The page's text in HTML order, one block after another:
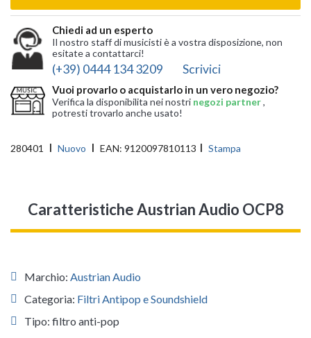
Chiedi ad un esperto
Il nostro staff di musicisti è a vostra disposizione, non
esitate a contattarci!
(+39) 0444 134 3209 Scrivici
Vuoi provarlo o acquistarlo in un vero negozio?
Verifica la disponibilita nei nostri negozi partner,
potresti trovarlo anche usato!
280401 Nuovo EAN: 9120097810113 Stampa
Caratteristiche Austrian Audio OCP8
Marchio: Austrian Audio
Categoria: Filtri Antipop e Soundshield
Tipo: filtro anti-pop